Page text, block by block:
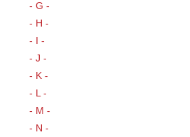
- G -
- H -
- I -
- J -
- K -
- L -
- M -
- N -